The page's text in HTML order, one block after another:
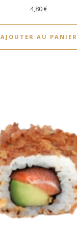
4,80€
AJOUTER AU PANIER